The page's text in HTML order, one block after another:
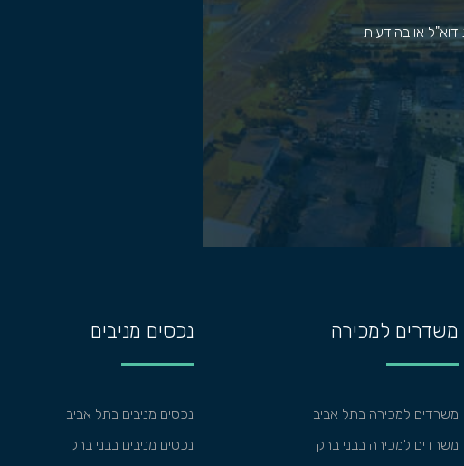
או בהודעות
משדרים למכירה
משרדים למכירה בתל אביב
משרדים למכירה בבני ברק
נכסים מניבים
נכסים מניבים בתל אביב
נכסים מניבים בבני ברק